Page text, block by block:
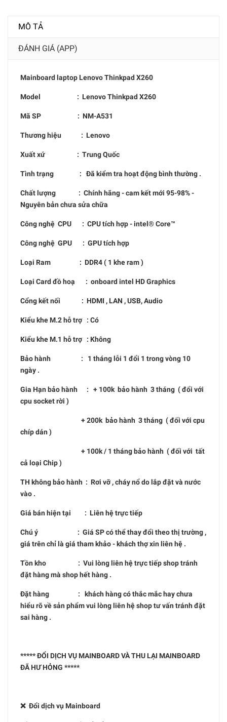
MÔ TẢ
ĐÁNH GIÁ (APP)
Mainboard laptop Lenovo Thinkpad X260
Model : Lenovo Thinkpad X260
Mã SP : NM-A531
Thương hiệu : Lenovo
Xuất xứ : Trung Quốc
Tình trạng : Đã kiểm tra hoạt động bình thường .
Chất lượng : Chính hãng - cam kết mới 95-98% -
Nguyên bản chưa sửa chữa
Công nghệ CPU : CPU tích hợp - intel® Core™
Công nghệ GPU : GPU tích hợp
Loại Ram : DDR4 ( 1 khe ram )
Loại Card đồ hoạ : onboard intel HD Graphics
Cổng kết nối : HDMI , LAN , USB, Audio
Kiểu khe M.2 hỗ trợ : Có
Kiểu khe M.1 hỗ trợ : Không
Bảo hành : 1 tháng lỗi 1 đổi 1 trong vòng 10
ngày .
Gia Hạn bảo hành : + 100k bảo hành 3 tháng ( đổi với
cpu socket rời )
+ 200k bảo hành 3 tháng ( đối với cpu
chíp dán )
+ 100k / 1 tháng bảo hành ( đối với tất
cả loại Chip )
TH không bảo hành : Rơi vỡ , cháy nổ do lắp đặt và nước
vào .
Giá bán hiện tại : Liên hệ trực tiếp
Chú ý : Giá SP có thể thay đổi theo thị trường ,
giá trên chỉ là giá tham khảo - khách thợ xin liên hệ .
Tồn kho : Vui lòng liên hệ trực tiếp shop tránh
đặt hàng mà shop hết hàng .
Đặt hàng : khách hàng có thắc mắc hay chưa
hiểu rõ về sản phẩm vui lòng liên hệ shop tư vấn tránh đặt
sai hàng .
***** ĐỔI DỊCH VỤ MAINBOARD VÀ THU LẠI MAINBOARD
ĐÃ HƯ HỎNG *****
❌ Đổi dịch vụ Mainboard